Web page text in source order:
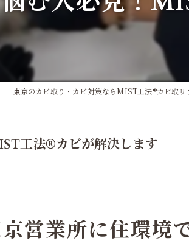
東京のカビ取り・カビ対策ならMIST工法®カビ取リ
工法®カビが解決します
営業所に住環境